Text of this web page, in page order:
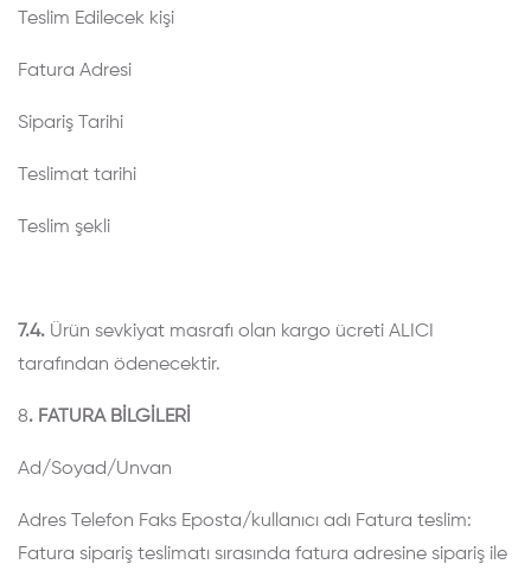
Teslim Edilecek kişi
Fatura Adresi
Sipariş Tarihi
Teslimat tarihi
Teslim şekli
7.4. Ürün sevkiyat masrafı olan kargo ücreti ALICI
tarafından ödenecektir.
8. FATURA BİLGİLERİ
Ad/Soyad/Unvan
Adres Telefon Faks Eposta/kullanıcı adı Fatura teslim:
Fatura sipariş teslimatı sırasında fatura adresine sipariş ile